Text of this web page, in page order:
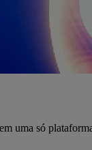
uma só